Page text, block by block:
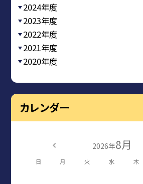
2024年度
2023年度
2022年度
2021年度
2020年度
カレンダー
2026年8月
日 月 火 水 木